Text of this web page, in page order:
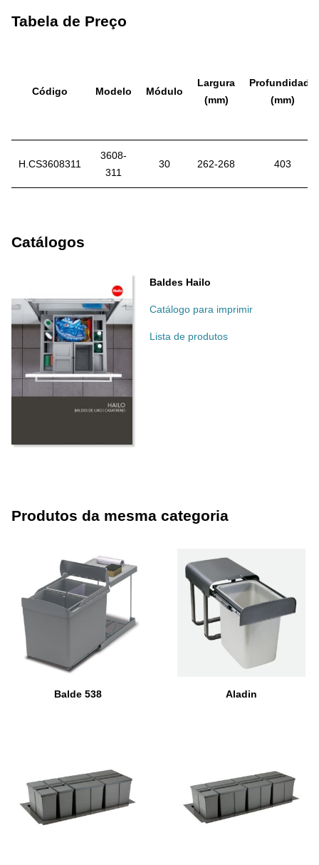
Tabela de Preço
Código Modelo Módulo
Largura
(mm)
Profundidade
(mm)
H.CS3608311
3608-
311
30 262-268 403
Catálogos
Baldes Hailo
Catálogo para imprimir
Lista de produtos
Produtos da mesma categoria
Balde 538 Aladin